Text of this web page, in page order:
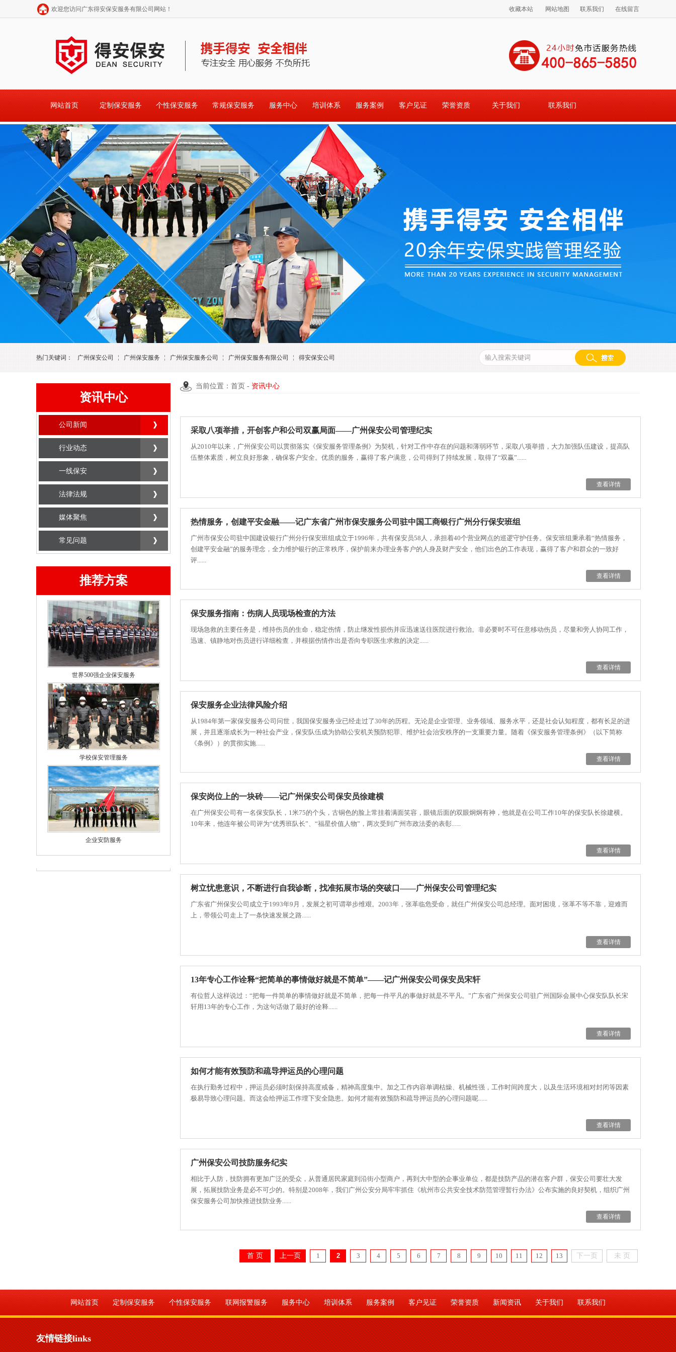
欢迎您访问广东得安保安服务有限公司网站！ 收藏本站 网站地图 联系我们 在线留言
网站首页 定制保安服务 个性保安服务 常规保安服务 服务中心 培训体系 服务案例 客户见证 荣誉资质 关于我们 联系我们
热门关键词： 广州保安公司 广州保安服务 广州保安服务公司 广州保安服务有限公司 得安保安公司
资讯中心
公司新闻
行业动态
一线保安
法律法规
媒体聚焦
常见问题
推荐方案
世界500强企业保安服务
学校保安管理服务
企业安防服务
当前位置：首页 - 资讯中心
采取八项举措，开创客户和公司双赢局面——广州保安公司管理纪实
从2010年以来，广州保安公司以贯彻落实《保安服务管理条例》为契机，针对工作中存在的问题和薄弱环节，采取八项举措，大力加强队伍建设，提高队
伍整体素质，树立良好形象，确保客户安全。优质的服务，赢得了客户满意，公司得到了持续发展，取得了“双赢”......
查看详情
热情服务，创建平安金融——记广东省广州市保安服务公司驻中国工商银行广州分行保安班组
广州市保安公司驻中国建设银行广州分行保安班组成立于1996年，共有保安员58人，承担着40个营业网点的巡逻守护任务。保安班组秉承着“热情服务，
创建平安金融”的服务理念，全力维护银行的正常秩序，保护前来办理业务客户的人身及财产安全，他们出色的工作表现，赢得了客户和群众的一致好
评......
查看详情
保安服务指南：伤病人员现场检查的方法
现场急救的主要任务是，维持伤员的生命，稳定伤情，防止继发性损伤并应迅速送往医院进行救治。非必要时不可任意移动伤员，尽量和旁人协同工作，
迅速、镇静地对伤员进行详细检查，并根据伤情作出是否向专职医生求救的决定......
查看详情
保安服务企业法律风险介绍
从1984年第一家保安服务公司问世，我国保安服务业已经走过了30年的历程。无论是企业管理、业务领域、服务水平，还是社会认知程度，都有长足的进
展，并且逐渐成长为一种社会产业，保安队伍成为协助公安机关预防犯罪、维护社会治安秩序的一支重要力量。随着《保安服务管理条例》（以下简称
《条例》）的贯彻实施......
查看详情
保安岗位上的一块砖——记广州保安公司保安员徐建横
在广州保安公司有一名保安队长，1米75的个头，古铜色的脸上常挂着满面笑容，眼镜后面的双眼炯炯有神，他就是在公司工作10年的保安队长徐建横。
10年来，他连年被公司评为“优秀班队长”、“福星价值人物”，两次受到广州市政法委的表彰......
查看详情
树立忧患意识，不断进行自我诊断，找准拓展市场的突破口——广州保安公司管理纪实
广东省广州保安公司成立于1993年9月，发展之初可谓举步维艰。2003年，张革临危受命，就任广州保安公司总经理。面对困境，张革不等不靠，迎难而
上，带领公司走上了一条快速发展之路......
查看详情
13年专心工作诠释“把简单的事情做好就是不简单”——记广州保安公司保安员宋轩
有位哲人这样说过：“把每一件简单的事情做好就是不简单，把每一件平凡的事做好就是不平凡。”广东省广州保安公司驻广州国际会展中心保安队队长宋
轩用13年的专心工作，为这句话做了最好的诠释......
查看详情
如何才能有效预防和疏导押运员的心理问题
在执行勤务过程中，押运员必须时刻保持高度戒备，精神高度集中。加之工作内容单调枯燥、机械性强，工作时间跨度大，以及生活环境相对封闭等因素
极易导致心理问题。而这会给押运工作埋下安全隐患。如何才能有效预防和疏导押运员的心理问题呢......
查看详情
广州保安公司技防服务纪实
相比于人防，技防拥有更加广泛的受众，从普通居民家庭到沿街小型商户，再到大中型的企事业单位，都是技防产品的潜在客户群，保安公司要壮大发
展，拓展技防业务是必不可少的。特别是2008年，我们广州公安分局牢牢抓住《杭州市公共安全技术防范管理暂行办法》公布实施的良好契机，组织广州
保安服务公司加快推进技防业务......
查看详情
首 页 上一页 1 2 3 4 5 6 7 8 9 10 11 12 13 下一页 未 页
网站首页 定制保安服务 个性保安服务 联网报警服务 服务中心 培训体系 服务案例 客户见证 荣誉资质 新闻资讯 关于我们 联系我们
友情链接links